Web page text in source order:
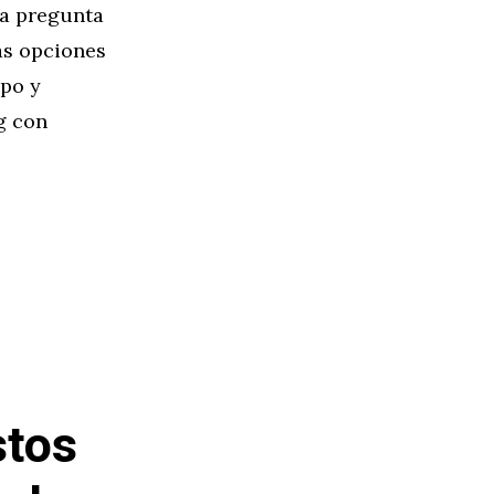
pregunta
opciones
y
con